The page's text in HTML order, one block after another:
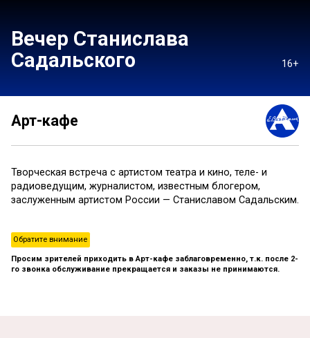
Вечер Станислава
Садальского
16+
Творческая встреча с артистом театра и кино, теле- и
радиоведущим, журналистом, известным блогером,
заслуженным артистом России — Станиславом Садальским.
Арт-кафе
Обратите внимание
Просим зрителей приходить в Арт-кафе заблаговременно, т.к. после 2-
го звонка обслуживание прекращается и заказы не принимаются.